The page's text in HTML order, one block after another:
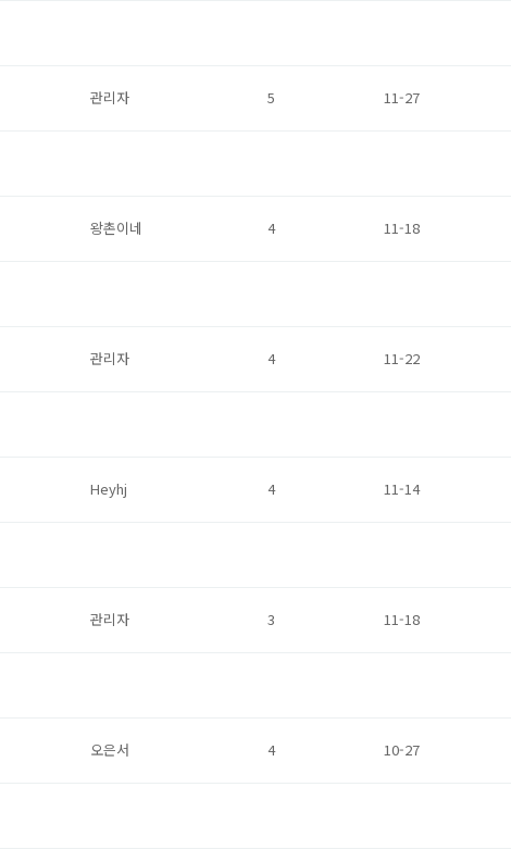
관리자 5 11-27
왕촌이네 4 11-18
관리자 4 11-22
Heyhj 4 11-14
관리자 3 11-18
오은서 4 10-27